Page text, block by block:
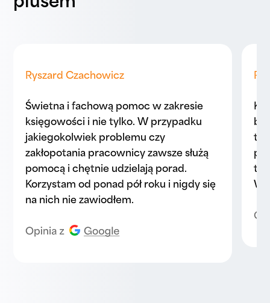
Ryszard Czachowicz
Świetna i fachową pomoc w zakresie
księgowości i nie tylko. W przypadku
jakiegokolwiek problemu czy
zakłopotania pracownicy zawsze służą
pomocą i chętnie udzielają porad.
Korzystam od ponad pół roku i nigdy się
na nich nie zawiodłem.
to